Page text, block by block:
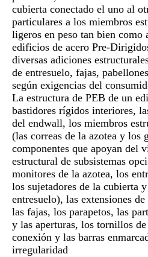
cubierta conectado el uno al
particulares a los miembros
ligeros en peso tan bien como
edificios de acero Pre-
diversas adiciones
de entresuelo, fajas,
según exigencias del
La estructura de PEB de un
bastidores rígidos interiores,
del endwall, los miembros
(las correas de la azotea y los
componentes que apoyan del
estructural de subsistemas
monitores de la azotea, los
los sujetadores de la cubierta
entresuelo), las extensiones
las fajas, los parapetos, las
y las aperturas, los tornillos
conexión y las barras
irregularidad